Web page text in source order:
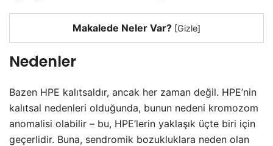
Makalede Neler Var? [Gizle]
Nedenler
Bazen HPE kalıtsaldır, ancak her zaman değil. HPE’nin
kalıtsal nedenleri olduğunda, bunun nedeni kromozom
anomalisi olabilir – bu, HPE’lerin yaklaşık üçte biri için
geçerlidir. Buna, sendromik bozukluklara neden olan